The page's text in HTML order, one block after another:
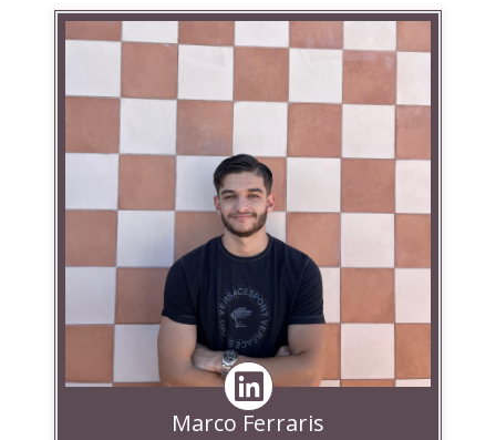
Marco Ferraris
Linkedin